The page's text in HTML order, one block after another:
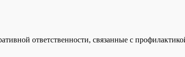
ответственности, связанные с